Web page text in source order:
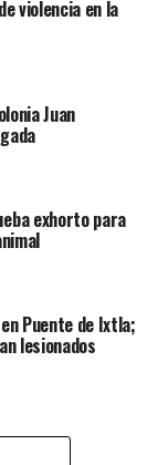
violencia en la
Juan
exhorto para
Puente de Ixtla;
lesionados